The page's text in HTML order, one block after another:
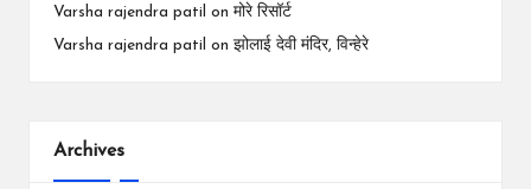
Varsha rajendra patil on मोरे रिसॉर्ट
Varsha rajendra patil on झोलाई देवी मंदिर, विन्हेरे
Archives